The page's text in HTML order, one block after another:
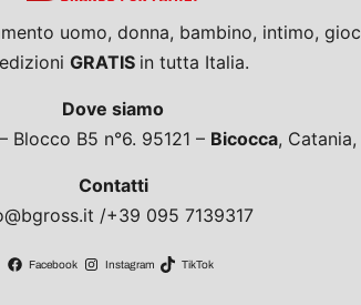
uomo, donna, bambino, intimo,
GRATIS in tutta Italia.
Dove siamo
Blocco B5 n°6. 95121 – Bicocca,
Contatti
/+39 095 7139317
Facebook Instagram TikTok